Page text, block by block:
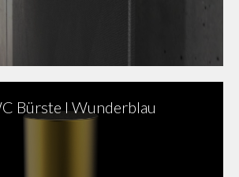
Bürste I Wunderblau